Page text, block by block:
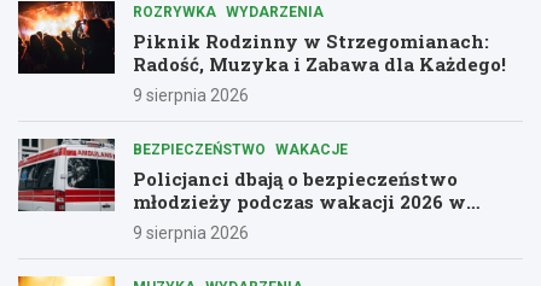
ROZRYWKA WYDARZENIA
Piknik Rodzinny w Strzegomianach:
Radość, Muzyka i Zabawa dla Każdego!
9 sierpnia 2026
BEZPIECZEŃSTWO WAKACJE
Policjanci dbają o bezpieczeństwo
młodzieży podczas wakacji 2026 w
Dolnośląskiem
9 sierpnia 2026